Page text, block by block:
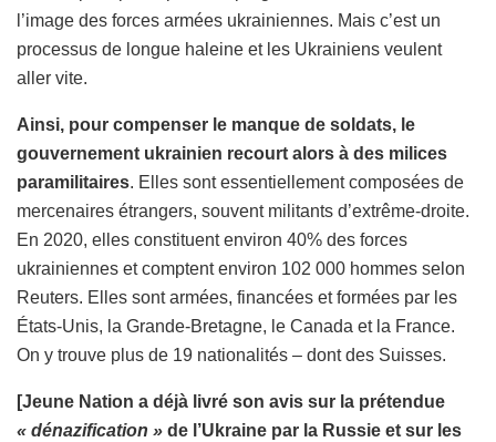
l’image des forces armées ukrainiennes. Mais c’est un
processus de longue haleine et les Ukrainiens veulent
aller vite.
Ainsi, pour compenser le manque de soldats, le
gouvernement ukrainien recourt alors à des milices
paramilitaires. Elles sont essentiellement composées de
mercenaires étrangers, souvent militants d’extrême-droite.
En 2020, elles constituent environ 40% des forces
ukrainiennes et comptent environ 102 000 hommes selon
Reuters. Elles sont armées, financées et formées par les
États-Unis, la Grande-Bretagne, le Canada et la France.
On y trouve plus de 19 nationalités – dont des Suisses.
[Jeune Nation a déjà livré son avis sur la prétendue
« dénazification » de l’Ukraine par la Russie et sur les